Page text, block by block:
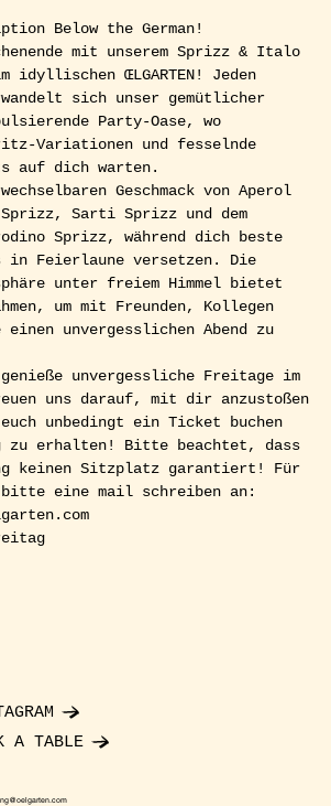
Below the German!
mit unserem Sprizz & Italo
idyllischen ŒLGARTEN! Jeden
sich unser gemütlicher
Party-Oase, wo
Variationen und fesselnde
auf dich warten.
Geschmack von Aperol
Sarti Sprizz und dem
Sprizz, während dich beste
Feierlaune versetzen. Die
unter freiem Himmel bietet
um mit Freunden, Kollegen
unvergesslichen Abend zu
genieße unvergessliche Freitage im
uns darauf, mit dir anzustoßen
unbedingt ein Ticket buchen
zu erhalten! Bitte beachtet, dass
keinen Sitzplatz garantiert! Für
bitte eine mail schreiben an:
A TABLE